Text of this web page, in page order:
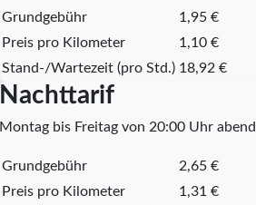
Grundgebühr
1,95 €
Preis pro Kilometer
1,10 €
Stand-/Wartezeit (pro Std.) 18,92 €
Nachttarif
Montag bis Freitag von 20:00 Uhr
Grundgebühr
2,65 €
Preis pro Kilometer
1,31 €